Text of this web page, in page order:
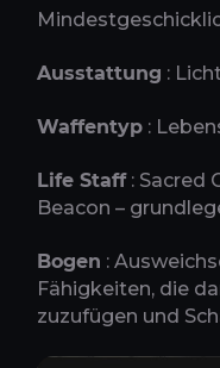
Ausstattung :
Waffentyp :
Life Staff: Sacred
Beacon –
Bogen :
Fähigkeiten, die
zuzufügen und